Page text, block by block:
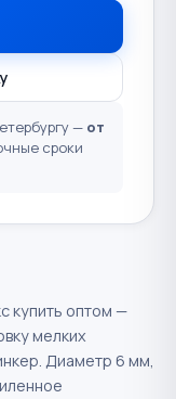
— от
сроки
купить оптом —
мелких
Диаметр 6 мм,